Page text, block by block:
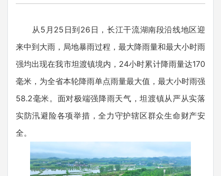
从5月25日到26日，长江干流湖南段沿线地区迎
来中到大雨，局地暴雨过程，最大降雨量和最大小时雨
强均出现在我市坦渡镇境内，24小时累计降雨量达170
毫米，为全省本轮降雨单点雨量最大值，最大小时雨强
58.2毫米。面对极端强降雨天气，坦渡镇从严从实落
实防汛避险各项举措，全力守护辖区群众生命财产安
全。